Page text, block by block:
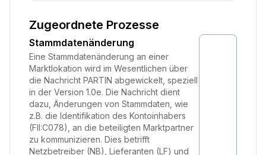
Zugeordnete Prozesse
Stammdatenänderung
Eine Stammdatenänderung an einer
Marktlokation wird im Wesentlichen über
die Nachricht PARTIN abgewickelt, speziell
in der Version 1.0e. Die Nachricht dient
dazu, Änderungen von Stammdaten, wie
z.B. die Identifikation des Kontoinhabers
(FII:C078), an die beteiligten Marktpartner
zu kommunizieren. Dies betrifft
Netzbetreiber (NB), Lieferanten (LF) und